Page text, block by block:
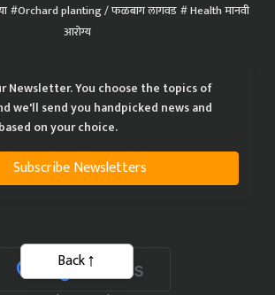
Orchard planting / फळबाग लागवड Health मानवी
आरोग्य
Newsletter. You choose the topics of
we'll send you handpicked news and
on your choice.
Subscribe Newsletters
Back